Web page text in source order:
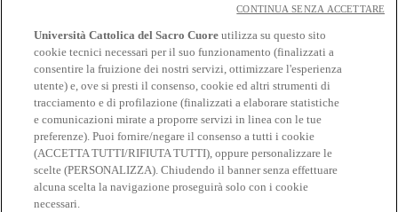
CloudMail iCatt
Wifi e Eduroam
Seguici su:
Facebook
Twitter
Instagram
Linkedin
YouTube
Università Cattolica del Sacro Cuore utilizza su questo sito
cookie tecnici necessari per il suo funzionamento (finalizzati a
consentire la fruizione dei nostri servizi, ottimizzare l'esperienza
utente) e, ove si presti il consenso, cookie ed altri strumenti di
tracciamento e di profilazione (finalizzati a elaborare statistiche
e comunicazioni mirate a proporre servizi in linea con le tue
preferenze). Puoi fornire/negare il consenso a tutti i cookie
(ACCETTA TUTTI/RIFIUTA TUTTI), oppure personalizzare le
scelte (PERSONALIZZA). Chiudendo il banner senza effettuare
alcuna scelta la navigazione proseguirà solo con i cookie
necessari.
CONTINUA SENZA ACCETTARE